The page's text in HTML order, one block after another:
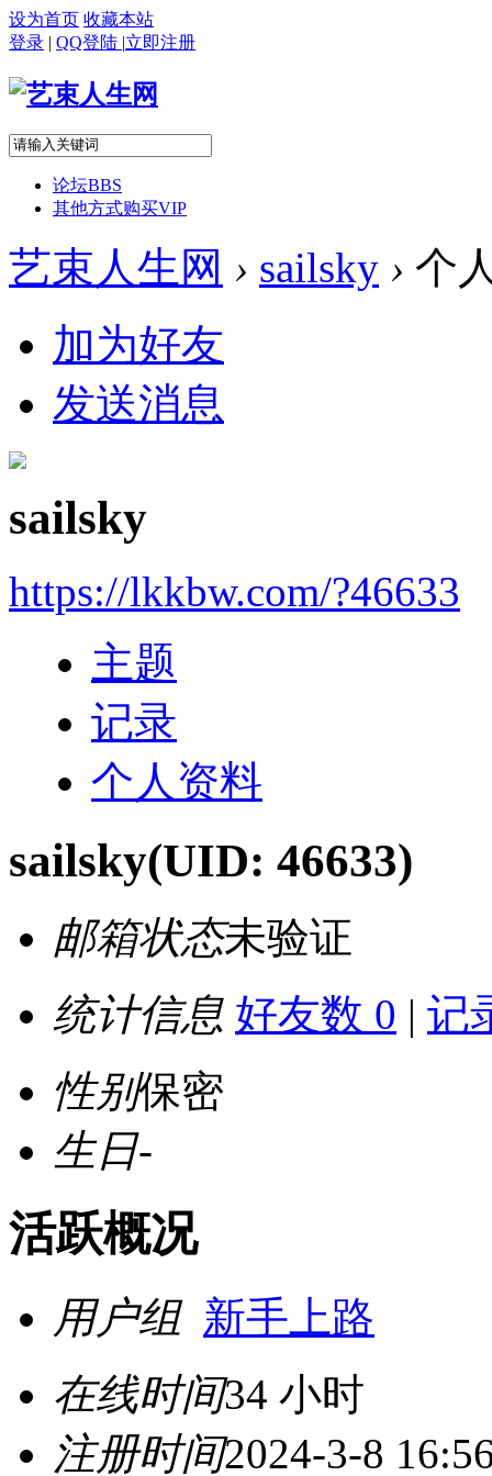
设为首页 收藏本站
登录 | QQ登陆 |立即注册
论坛BBS
其他方式购买VIP
艺束人生网 › sailsky › 个
加为好友
发送消息
sailsky
https://lkkbw.com/?46633
主题
记录
个人资料
sailsky(UID: 46633)
邮箱状态未验证
统计信息 好友数 0 | 记
性别保密
生日-
活跃概况
用户组 新手上路
在线时间34 小时
注册时间2024-3-8